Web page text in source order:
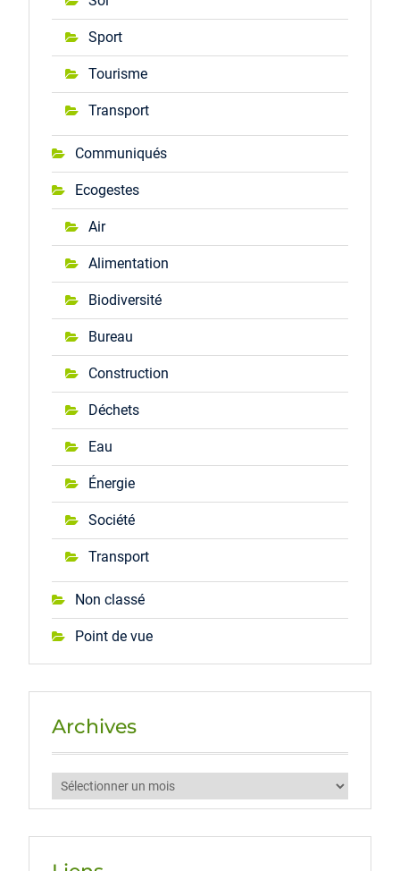
Sport
Tourisme
Transport
Communiqués
Ecogestes
Air
Alimentation
Biodiversité
Bureau
Construction
Déchets
Eau
Énergie
Société
Transport
Non classé
Point de vue
Archives
Archives